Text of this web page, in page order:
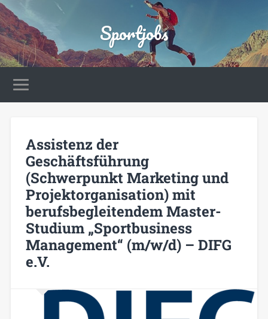
Sportjobs
Assistenz der
Geschäftsführung
(Schwerpunkt Marketing und
Projektorganisation) mit
berufsbegleitendem Master-
Studium „Sportbusiness
Management“ (m/w/d) – DIFG
e.V.